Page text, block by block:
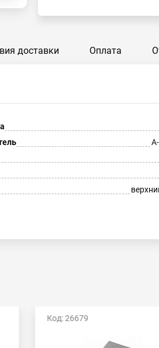
доставки Оплата
Код: 26679